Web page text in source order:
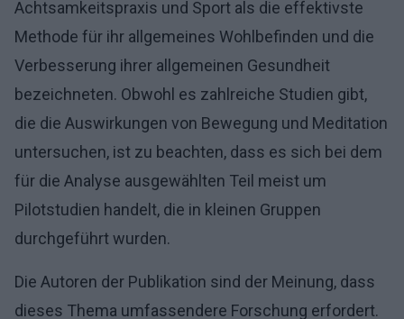
Achtsamkeitspraxis und Sport als die effektivste
Methode für ihr allgemeines Wohlbefinden und die
Verbesserung ihrer allgemeinen Gesundheit
bezeichneten. Obwohl es zahlreiche Studien gibt,
die die Auswirkungen von Bewegung und Meditation
untersuchen, ist zu beachten, dass es sich bei dem
für die Analyse ausgewählten Teil meist um
Pilotstudien handelt, die in kleinen Gruppen
durchgeführt wurden.
Die Autoren der Publikation sind der Meinung, dass
dieses Thema umfassendere Forschung erfordert.